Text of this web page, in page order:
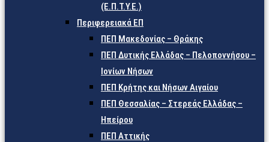
(Ε.Π.Τ.Υ.Ε.)
Περιφερειακά ΕΠ
ΠΕΠ Μακεδονίας – Θράκης
ΠΕΠ Δυτικής Ελλάδας – Πελοποννήσου –
Ιονίων Νήσων
ΠΕΠ Κρήτης και Νήσων Αιγαίου
ΠΕΠ Θεσσαλίας – Στερεάς Ελλάδας –
Ηπείρου
ΠΕΠ Αττικής